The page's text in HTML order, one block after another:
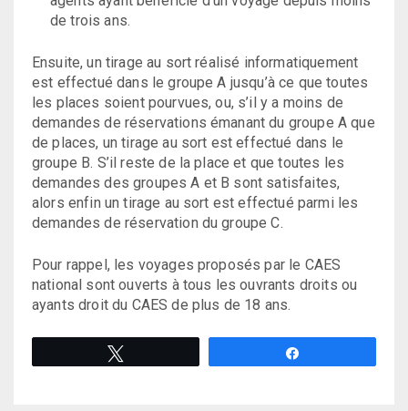
de trois ans.
Ensuite, un tirage au sort réalisé informatiquement
est effectué dans le groupe A jusqu’à ce que toutes
les places soient pourvues, ou, s’il y a moins de
demandes de réservations émanant du groupe A que
de places, un tirage au sort est effectué dans le
groupe B. S’il reste de la place et que toutes les
demandes des groupes A et B sont satisfaites,
alors enfin un tirage au sort est effectué parmi les
demandes de réservation du groupe C.
Pour rappel, les voyages proposés par le CAES
national sont ouverts à tous les ouvrants droits ou
ayants droit du CAES de plus de 18 ans.